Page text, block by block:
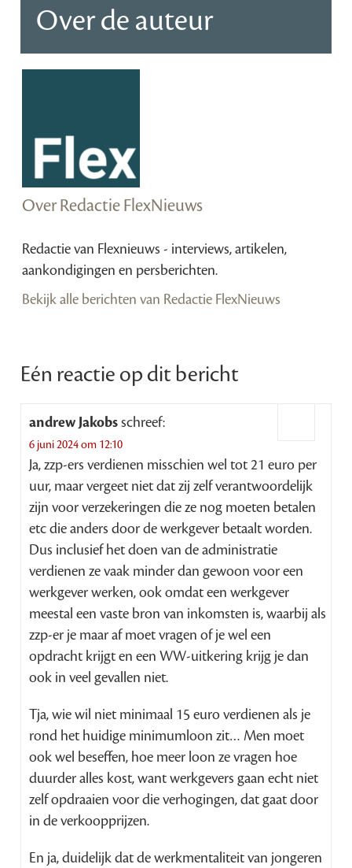
Over de auteur
Over Redactie FlexNieuws
Redactie van Flexnieuws - interviews, artikelen,
aankondigingen en persberichten.
Bekijk alle berichten van Redactie FlexNieuws
Eén reactie op dit bericht
andrew Jakobsschreef:
6 juni 2024 om 12:10
Ja, zzp-ers verdienen misschien wel tot 21 euro per
uur, maar vergeet niet dat zij zelf verantwoordelijk
zijn voor verzekeringen die ze nog moeten betalen
etc die anders door de werkgever betaalt worden.
Dus inclusief het doen van de administratie
verdienen ze vaak minder dan gewoon voor een
werkgever werken, ook omdat een werkgever
meestal een vaste bron van inkomsten is, waarbij als
zzp-er je maar af moet vragen of je wel een
opdracht krijgt en een WW-uitkering krijg je dan
ook in veel gevallen niet.
Tja, wie wil niet minimaal 15 euro verdienen als je
rond het huidige minimumloon zit… Men moet
ook wel beseffen, hoe meer loon ze vragen hoe
duurder alles kost, want werkgevers gaan echt niet
zelf opdraaien voor die verhogingen, dat gaat door
in de verkoopprijzen.
En ja, duidelijk dat de werkmentaliteit van jongeren